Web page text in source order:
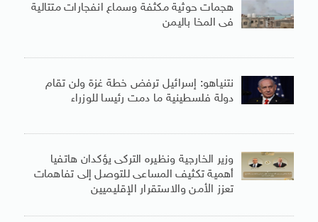
هجمات حوثية مكثفة وسماع انفجارات متتالية
فى المخا باليمن
نتنياهو: إسرائيل ترفض خطة غزة ولن تقام
دولة فلسطينية ما دمت رئيسا للوزراء
وزير الخارجية ونظيره التركى يؤكدان هاتفيا
أهمية تكثيف المساعى للتوصل إلى تفاهمات
تعزز الأمن والاستقرار الإقليميين